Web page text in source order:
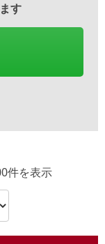
す
件を表示